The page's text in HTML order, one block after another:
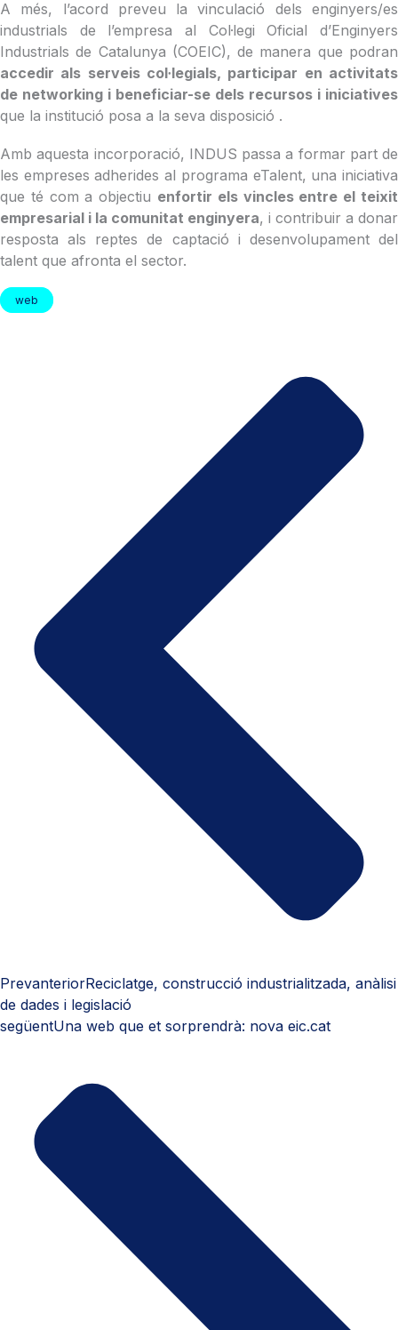
A més, l’acord preveu la vinculació dels enginyers/es
industrials de l’empresa al Col·legi Oficial d’Enginyers
Industrials de Catalunya (COEIC), de manera que podran
accedir als serveis col·legials, participar en activitats
de networking i beneficiar-se dels recursos i iniciatives
que la institució posa a la seva disposició .
Amb aquesta incorporació, INDUS passa a formar part de
les empreses adherides al programa eTalent, una iniciativa
que té com a objectiu enfortir els vincles entre el teixit
empresarial i la comunitat enginyera, i contribuir a donar
resposta als reptes de captació i desenvolupament del
talent que afronta el sector.
web
PrevanteriorReciclatge, construcció industrialitzada, anàlisi
de dades i legislació
següentUna web que et sorprendrà: nova eic.cat